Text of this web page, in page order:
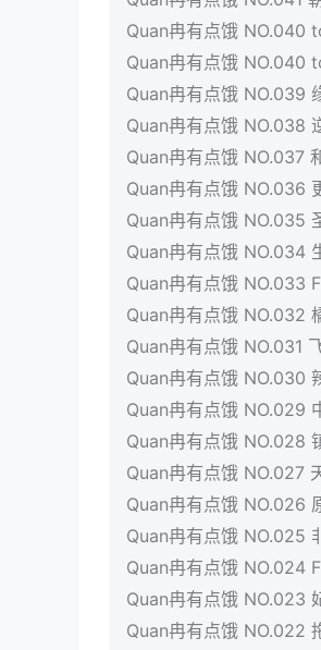
Quan冉有点饿 NO.040
Quan冉有点饿 NO.040
Quan冉有点饿 NO.039
Quan冉有点饿 NO.038
Quan冉有点饿 NO.037
Quan冉有点饿 NO.036
Quan冉有点饿 NO.035
Quan冉有点饿 NO.034
Quan冉有点饿 NO.033
Quan冉有点饿 NO.032
Quan冉有点饿 NO.031
Quan冉有点饿 NO.030
Quan冉有点饿 NO.029
Quan冉有点饿 NO.028
Quan冉有点饿 NO.027
Quan冉有点饿 NO.026
Quan冉有点饿 NO.025
Quan冉有点饿 NO.024
Quan冉有点饿 NO.023
Quan冉有点饿 NO.022